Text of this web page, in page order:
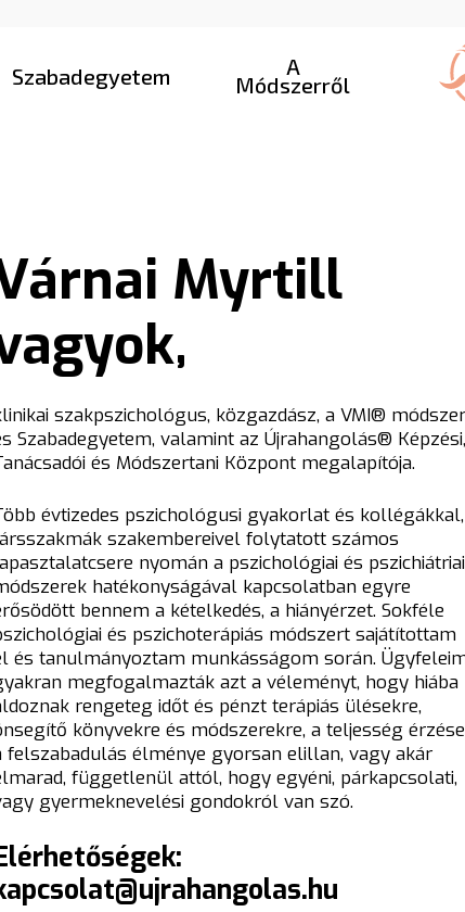
Szabadegyetem A
Módszerről
Myrtill
szakpszichológus, közgazdász, a VMI® módszer
Szabadegyetem, valamint az Újrahangolás® Képzési,
és Módszertani Központ megalapítója.
évtizedes pszichológusi gyakorlat és kollégákkal,
szakembereivel folytatott számos
nyomán a pszichológiai és pszichiátriai
hatékonyságával kapcsolatban egyre
bennem a kételkedés, a hiányérzet. Sokféle
és pszichoterápiás módszert sajátítottam
és tanulmányoztam munkásságom során.
megfogalmazták azt a véleményt, hogy hiába
rengeteg időt és pénzt terápiás ülésekre,
könyvekre és módszerekre, a teljesség
felszabadulás élménye gyorsan elillan, vagy akár
függetlenül attól, hogy egyéni, párkapcsolati,
gyermeknevelési gondokról van szó.